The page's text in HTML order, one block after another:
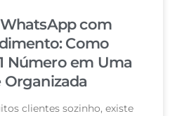
com
Como
Número em Uma
Organizada
clientes sozinho, existe